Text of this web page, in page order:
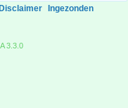
Disclaimer Ingezonden
3.3.0